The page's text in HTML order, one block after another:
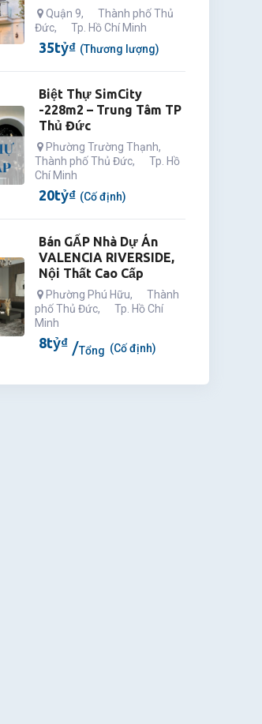
Quận 9,
Thành phố Thủ
Đức, Tp. Hồ Chí Minh
35tỷ₫ (Thương lượng)
Biệt Thự SimCity
-228m2 – Trung Tâm TP
Thủ Đức
Phường Trường Thạnh,
Thành phố Thủ Đức,
Tp. Hồ
Chí Minh
20tỷ₫ (Cố định)
Bán GẤP Nhà Dự Án
VALENCIA RIVERSIDE,
Nội Thất Cao Cấp
Phường Phú Hữu,
Thành
phố Thủ Đức,
Tp. Hồ Chí
Minh
8tỷ₫ Tổng (Cố định)